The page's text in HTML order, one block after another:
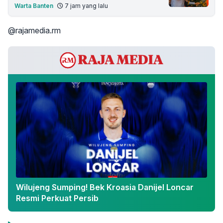
Warta Banten 7 jam yang lalu
@rajamedia.rm
Wilujeng Sumping! Bek Kroasia Danijel Loncar
Resmi Perkuat Persib